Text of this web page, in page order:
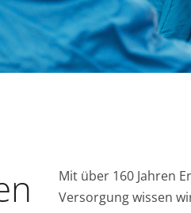
Mit über 160 Jahren
Versorgung wissen